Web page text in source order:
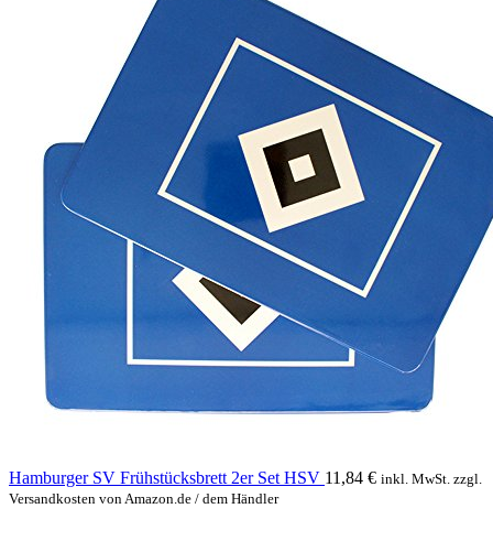
Hamburger SV Frühstücksbrett 2er Set HSV 11,84 € inkl. MwSt. zzgl.
Versandkosten von Amazon.de / dem Händler